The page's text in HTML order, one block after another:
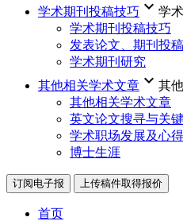
学术期刊投稿技巧 keyboard_arrow_down 学
学术期刊投稿技巧
发表论文、期刊投稿
学术期刊研究
其他相关学术文章 keyboard_arrow_down 其
其他相关学术文章
英文论文搜寻与关
学术职场发展及心得
博士生涯
订阅电子报 上传稿件取得报价
首页